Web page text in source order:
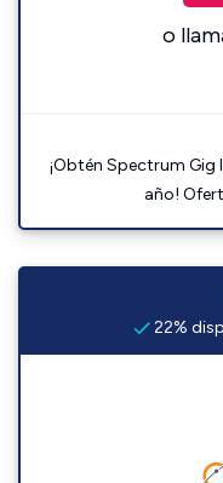
o
¡Obtén Spectrum Gig
año!
22%